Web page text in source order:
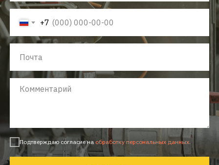
+7
Подтверждаю согласие на обработку персональных данных.